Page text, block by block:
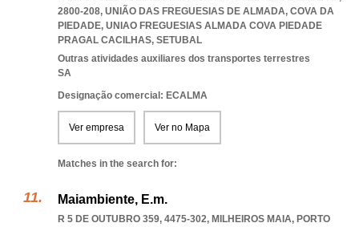
2800-208, UNIÃO DAS FREGUESIAS DE ALMADA, COVA DA
PIEDADE, UNIAO FREGUESIAS ALMADA COVA PIEDADE
PRAGAL CACILHAS, SETUBAL
Outras atividades auxiliares dos transportes terrestres
SA
Designação comercial: ECALMA
Ver empresa Ver no Mapa
Matches in the search for:
Maiambiente, E.m.
R 5 DE OUTUBRO 359, 4475-302, MILHEIROS MAIA, PORTO